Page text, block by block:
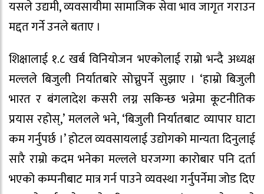
यसले उद्यमी, व्यवसायीमा सामाजिक सेवा भाव जागृत गराउन
मद्दत गर्ने उनले बताए ।
शिक्षालाई १.८ खर्ब विनियोजन भएकोलाई राम्रो भन्दै अध्यक्ष
मल्लले बिजुली निर्यातबारे सोच्नुपर्ने सुझाए । ‘हाम्रो बिजुली
भारत र बंगलादेश कसरी लग्न सकिन्छ भन्नेमा कूटनीतिक
प्रयास रहोस्,’ मललले भने, ‘बिजुली निर्यातबाट व्यापार घाटा
कम गर्नुपर्छ ।’ होटल व्यवसायलाई उद्योगको मान्यता दिनुलाई
सारै राम्रो कदम भनेका मल्लले घरजग्गा कारोबार पनि दर्ता
भएको कम्पनीबाट मात्र गर्न पाउने व्यवस्था गर्नुपर्नेमा जोड दिए